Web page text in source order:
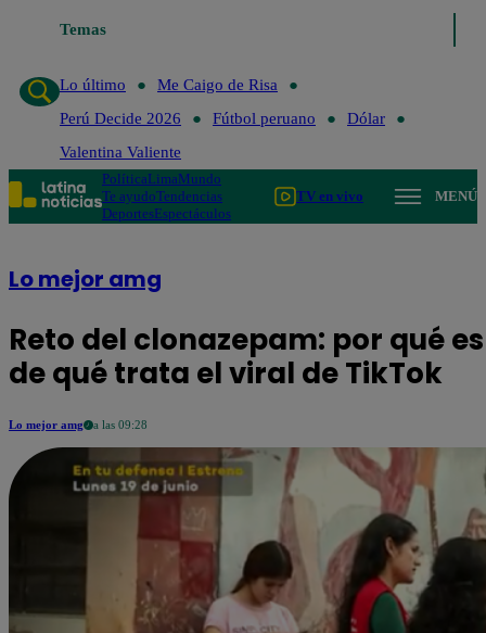
Temas
Lo último
Me Caigo de Risa
Perú Decide 2026
Fútbol peruano
Dólar
Valentina Valiente
PolíticaLimaMundo
Te ayudoTendencias
DeportesEspectáculos
TV en vivo MENÚ
Lo mejor amg
Reto del clonazepam: por qué
de qué trata el viral de TikTok
Lo mejor amg a las 09:28